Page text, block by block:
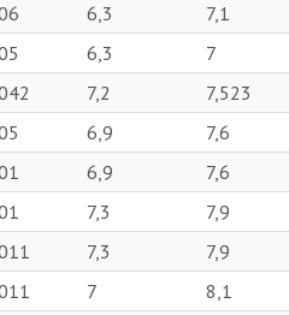
6,3 7,1
6,3 7
7,2 7,523
6,9 7,6
6,9 7,6
7,3 7,9
7,3 7,9
7 8,1